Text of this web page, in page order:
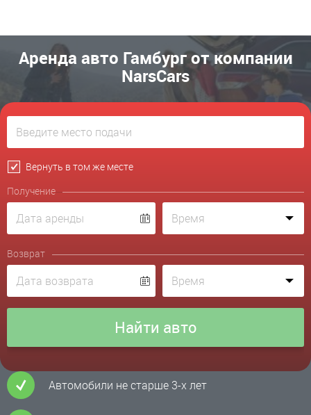
Аренда авто Гамбург от компании
NarsCars
Вернуть в том же месте
Получение
Возврат
Автомобили не старше 3-х лет